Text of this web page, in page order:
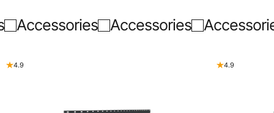
Accessories Accessories
4.9 4.9